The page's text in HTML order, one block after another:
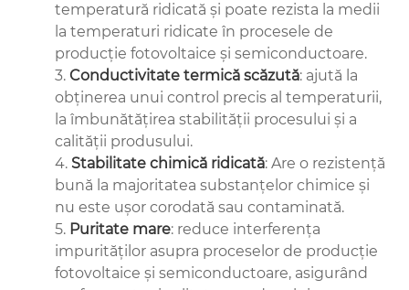
temperatură ridicată și poate rezista la medii
la temperaturi ridicate în procesele de
producție fotovoltaice și semiconductoare.
3. Conductivitate termică scăzută: ajută la
obținerea unui control precis al temperaturii,
la îmbunătățirea stabilității procesului și a
calității produsului.
4. Stabilitate chimică ridicată: Are o rezistență
bună la majoritatea substanțelor chimice și
nu este ușor corodată sau contaminată.
5. Puritate mare: reduce interferența
impurităților asupra proceselor de producție
fotovoltaice și semiconductoare, asigurând